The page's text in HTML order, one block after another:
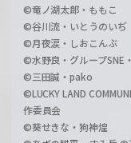
©竜ノ湖太郎・ももこ
©谷川流・いとうのいぢ
©月夜涙・しおこんぶ
©水野良・グループSNE
©三田誠・pako
©LUCKY LAND
作委員会
©葵せきな・狗神煌